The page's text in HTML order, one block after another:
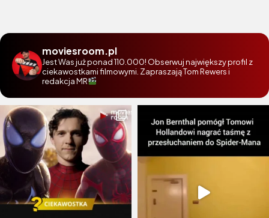
moviesroom.pl
Jest Was już ponad 110.000! Obserwuj największy profil z
ciekawostkami filmowymi. Zapraszają Tom Rewers i
redakcja MR